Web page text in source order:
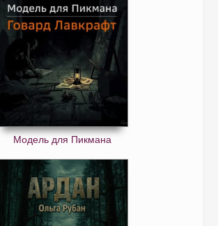
Модель для Пикмана